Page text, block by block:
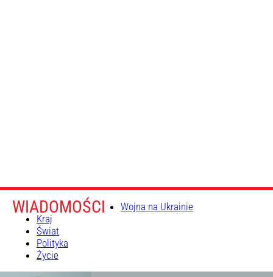
WIADOMOŚCI
Wojna na Ukrainie
Kraj
Świat
Polityka
Życie